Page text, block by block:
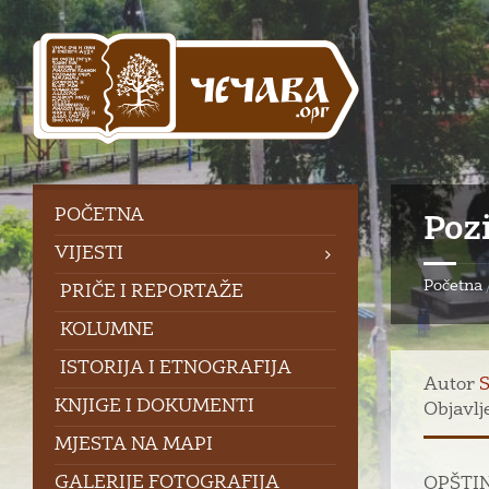
Skip
content
Skip
left
sidebar
Skip
footer
Početna
Autor
POČETNA
VIJESTI
PRIČE I REPORTAŽE
KOLUMNE
ISTORIJA I ETNOGRAFIJA
KNJIGE I DOKUMENTI
MJESTA NA MAPI
GALERIJE FOTOGRAFIJA